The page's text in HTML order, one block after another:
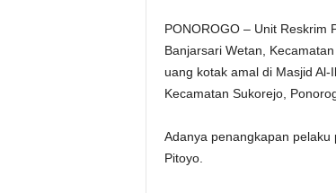
PONOROGO – Unit Reskrim
Banjarsari Wetan,
uang kotak amal di Masjid
Kecamatan Sukorejo,
Adanya penangkapan pelaku
Pitoyo.